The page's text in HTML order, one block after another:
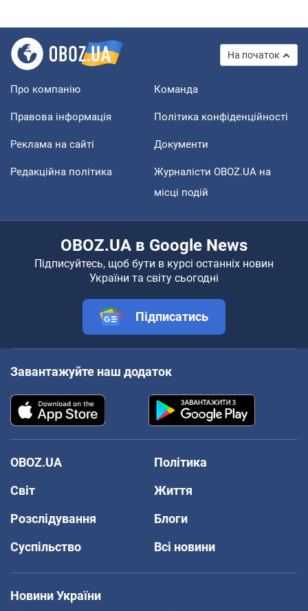
На початок
Про компанію Команда
Правова інформація Політика конфіденційності
Реклама на сайті Документи
Редакційна політика
Журналісти OBOZ.UA на
місці подій
OBOZ.UA в Google News
Підписуйтесь, щоб бути в курсі останніх новин
України та світу сьогодні
Підписатись
Завантажуйте наш додаток
OBOZ.UA
Політика
Світ
Життя
Розслідування
Блоги
Суспільство
Всі новини
Новини України